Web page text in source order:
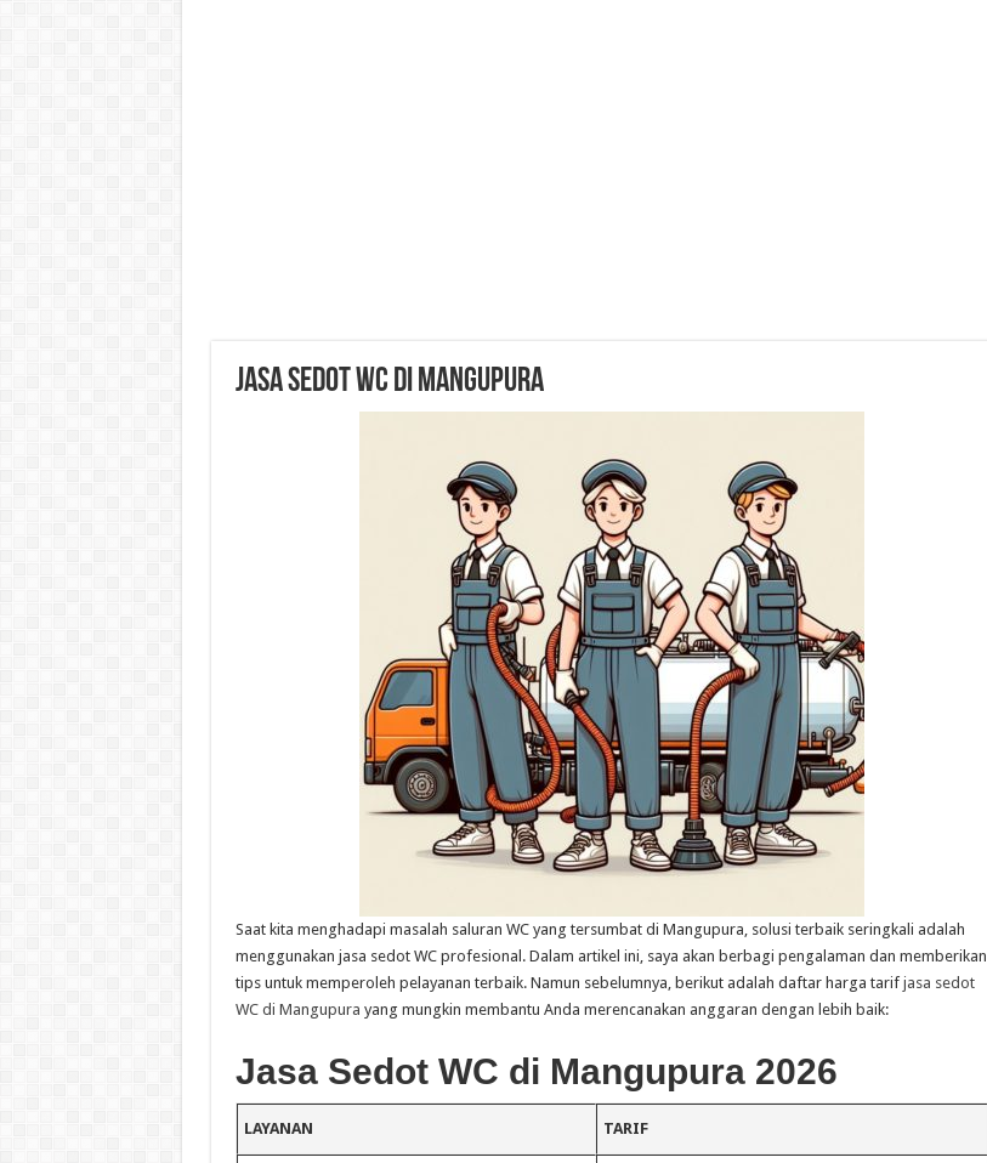
Jasa Sedot WC di Mangupura
Saat kita menghadapi masalah saluran WC yang tersumbat di Mangupura, solusi terbaik seringkali adalah
menggunakan jasa sedot WC profesional. Dalam artikel ini, saya akan berbagi pengalaman dan memberikan
tips untuk memperoleh pelayanan terbaik. Namun sebelumnya, berikut adalah daftar harga tarifjasa sedot
WC di Mangupura yang mungkin membantu Anda merencanakan anggaran dengan lebih baik:
Jasa Sedot WC di Mangupura 2026
LAYANAN TARIF